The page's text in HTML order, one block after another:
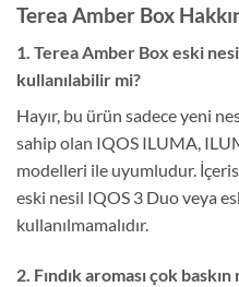
Terea Amber Box
1. Terea Amber Box eski
kullanılabilir mi?
Hayır, bu ürün sadece yeni
sahip olan IQOS ILUMA,
modelleri ile uyumludur.
eski nesil IQOS 3 Duo veya
kullanılmamalıdır.
2. Fındık aroması çok baskın